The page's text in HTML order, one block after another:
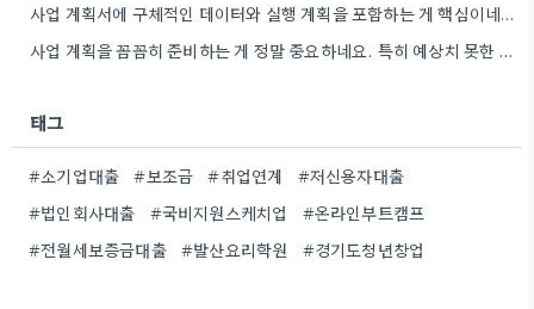
사업 계획서에 구체적인 데이터와 실행 계획을 포함하는 게 핵심이네요. 제가 비슷한 경험이 있어서, 단순히 아이디어를…
사업 계획을 꼼꼼히 준비하는 게 정말 중요하네요. 특히 예상치 못한 지출 때문에 어려움을 겪는 경우도…
태그
#소기업대출 #보조금 #취업연계
#저신용자대출
#법인회사대출
#국비지원스케치업
#온라인부트캠프
#전월세보증금대출
#발산요리학원 #경기도청년창업